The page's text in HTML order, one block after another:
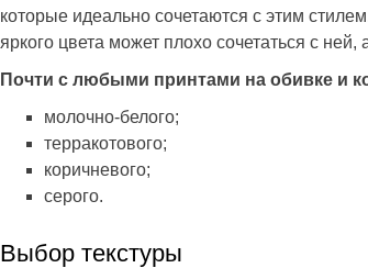
которые идеально сочетаются с этим
яркого цвета может плохо сочетаться с
Почти с любыми принтами на обивке и
молочно-белого;
терракотового;
коричневого;
серого.
Выбор текстуры